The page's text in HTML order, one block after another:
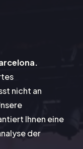
nicht an
Ihnen eine
der